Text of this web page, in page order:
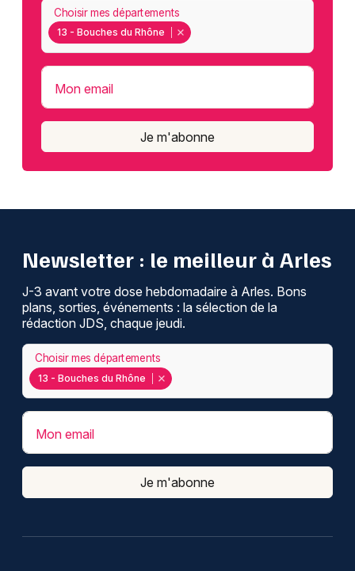
13 - Bouches du Rhône
Choisir mes départements
Mon email
Je m'abonne
Newsletter : le meilleur à Arles
J-3 avant votre dose hebdomadaire à Arles. Bons
plans, sorties, événements : la sélection de la
rédaction JDS, chaque jeudi.
13 - Bouches du Rhône
Choisir mes départements
Mon email
Je m'abonne